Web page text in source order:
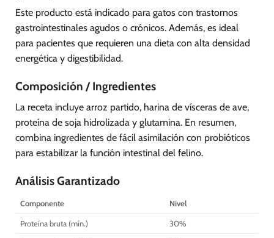
Este producto está indicado para gatos con trastornos
gastrointestinales agudos o crónicos. Además, es ideal
para pacientes que requieren una dieta con alta densidad
energética y digestibilidad.
Composición / Ingredientes
La receta incluye arroz partido, harina de vísceras de ave,
proteína de soja hidrolizada y glutamina. En resumen,
combina ingredientes de fácil asimilación con probióticos
para estabilizar la función intestinal del felino.
Análisis Garantizado
Componente Nivel
Proteína bruta (mín.) 30%